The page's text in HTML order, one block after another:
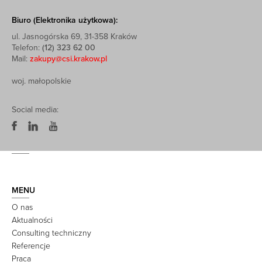
Biuro (Elektronika użytkowa):
ul. Jasnogórska 69, 31-358 Kraków
Telefon: (12) 323 62 00
Mail: zakupy@csi.krakow.pl
woj. małopolskie
Social media:
MENU
O nas
Aktualności
Consulting techniczny
Referencje
Praca